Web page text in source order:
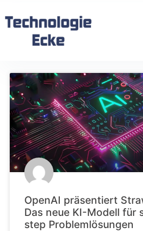
OpenAI präsentiert
Das neue KI-Modell für
step Problemlösungen